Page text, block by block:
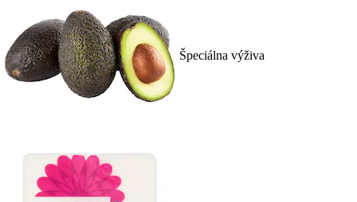
Špeciálna výživa